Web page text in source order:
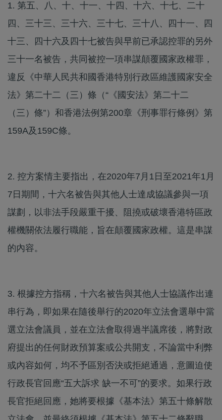
1. 第五、八、十、十一、十四、十六、十七、二十
四、三十三、三十六、三十七、三十八、四十一、四
十三、四十六及四十七被告與早前已承認控罪的另外
三十一名被告，共同被控一項串謀顛覆國家政權罪，
違反《中華人民共和國香港特別行政區維護國家安全
法》第二十二（三）條（“《國安法》第二十二
（三）條”）和香港法例第200章《刑事罪行條例》第
159A及159C條。
2. 控方案情主要指出，在2020年7月1日至2021年1月
7日期間，十六名被告與其他人士達成協議參與一項
謀劃，以非法手段嚴重干擾、阻撓或破壞香港特區政
權機關依法履行職能，旨在顛覆國家政權。這是串謀
的內容。
3. 根據控方指稱，十六名被告與其他人士協議作出連
串行為，即如果在隨後舉行的2020年立法會選舉中當
選立法會議員，並在立法會取得過半議席後，將對政
府提出的任何財政預算案或公共開支，不論當中利弊
或內容如何，均不予區別否決或拒絕通過，意圖迫使
行政長官回應“五大訴求 缺一不可”的要求。如果行政
長官拒絕回應，她將要根據《基本法》第五十條解散